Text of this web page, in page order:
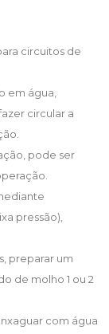
circuitos de
em água,
circular a
pode ser
pressão),
preparar um
de molho 1 ou 2
com água